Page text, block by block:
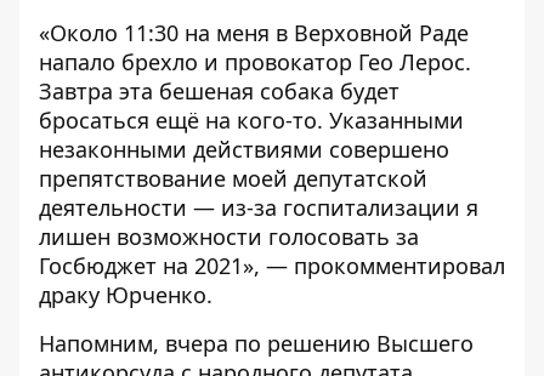
«Около 11:30 на меня в Верховной Раде
напало брехло и провокатор Гео Лерос.
Завтра эта бешеная собака будет
бросаться ещё на кого-то. Указанными
незаконными действиями совершено
препятствование моей депутатской
деятельности — из-за госпитализации я
лишен возможности голосовать за
Госбюджет на 2021», — прокомментировал
драку Юрченко.
Напомним, вчера по решению Высшего